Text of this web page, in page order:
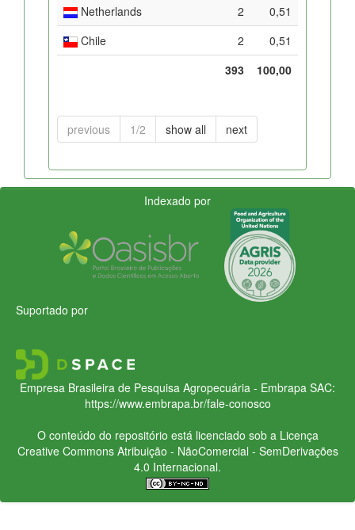
Netherlands
2
0,51
Chile
2
0,51
393
100,00
previous 1/2 show all next
Indexado por
Suportado por
Empresa Brasileira de Pesquisa Agropecuária - Embrapa SAC:
https://www.embrapa.br/fale-conosco
O conteúdo do repositório está licenciado sob a Licença
Creative CommonsAtribuição - NãoComercial - SemDerivações
4.0 Internacional.